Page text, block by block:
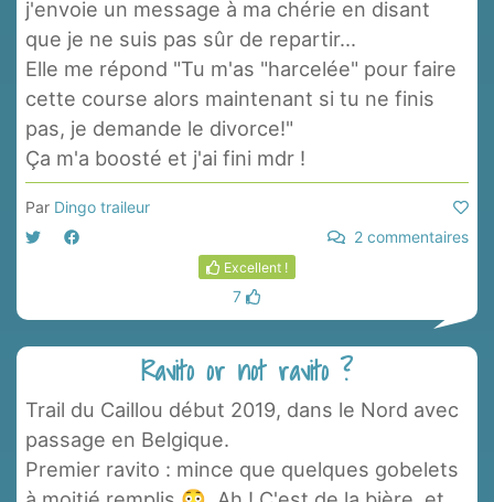
j'envoie un message à ma chérie en disant
que je ne suis pas sûr de repartir...
Elle me répond "Tu m'as "harcelée" pour faire
cette course alors maintenant si tu ne finis
pas, je demande le divorce!"
Ça m'a boosté et j'ai fini mdr !
Par Dingo traileur
2 commentaires
Excellent !
7
Ravito or not ravito ?
Trail du Caillou début 2019, dans le Nord avec
passage en Belgique.
Premier ravito : mince que quelques gobelets